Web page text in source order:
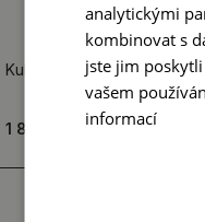
Kulaté dekorační zrcadlo
1 849.00 Kč
analytickými
kombinovat s
jste jim
vašem
informací